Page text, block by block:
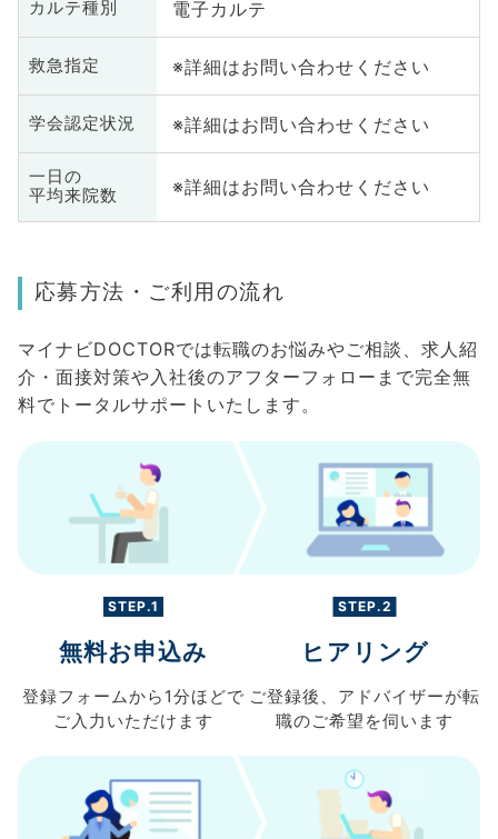
カルテ種別 電子カルテ
救急指定 ※詳細はお問い合わせください
学会認定状況 ※詳細はお問い合わせください
一日の
平均来院数
※詳細はお問い合わせください
応募方法・ご利用の流れ
マイナビDOCTORでは転職のお悩みやご相談、求人紹
介・面接対策や入社後のアフターフォローまで完全無
料でトータルサポートいたします。
STEP.1
無料お申込み
登録フォームから 1分ほどで
ご入力 いただけます
STEP.2
ヒアリング
ご登録後、 アドバイザーが転
職のご希望を伺います